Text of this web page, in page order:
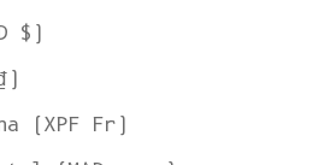
$)
(XPF Fr)